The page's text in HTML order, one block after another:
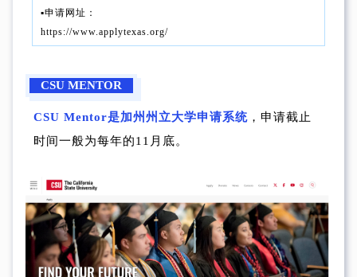
▪︎申请网址：
https://www.applytexas.org/
CSU MENTOR
CSU Mentor是加州州立大学申请系统，申请截止
时间一般为每年的11月底。